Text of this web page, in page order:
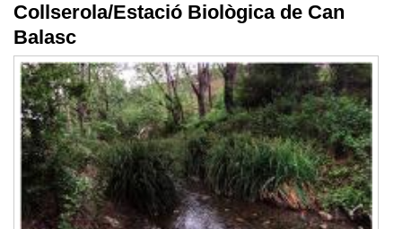
Collserola/Estació Biològica de Can
Balasc